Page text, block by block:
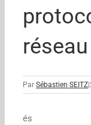
Par Sébastien SEITZ
és